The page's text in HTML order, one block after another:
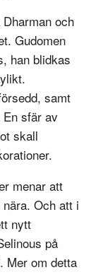
och
Gudomen
han blidkas
samt
sfär av
skall
menar att
Och att i
nytt
på
Mer om detta